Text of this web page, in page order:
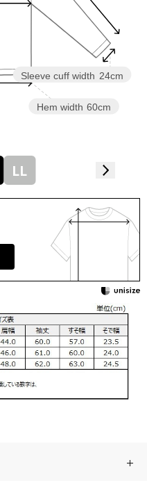
Hem width 60cm
Sleeve cuff width 24cm
LL